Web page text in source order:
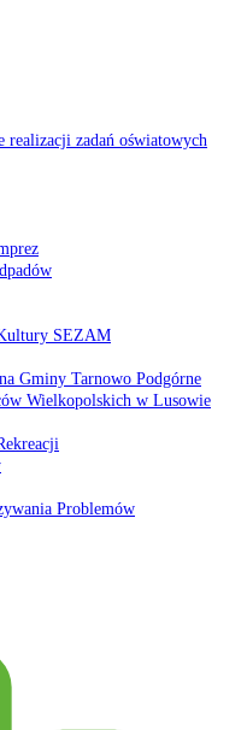
realizacji zadań oświatowych
SEZAM
Gminy Tarnowo Podgórne
Wielkopolskich w Lusowie
Problemów